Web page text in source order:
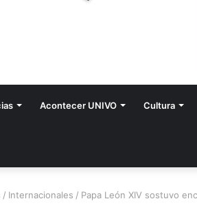
Acontecer UNIVO Cultura
/ Internacionales / Papa León XIV sostuvo